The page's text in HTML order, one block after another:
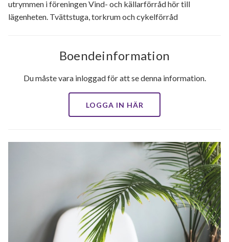
utrymmen i föreningen Vind- och källarförråd hör till
lägenheten. Tvättstuga, torkrum och cykelförråd
Boendeinformation
Du måste vara inloggad för att se denna information.
LOGGA IN HÄR